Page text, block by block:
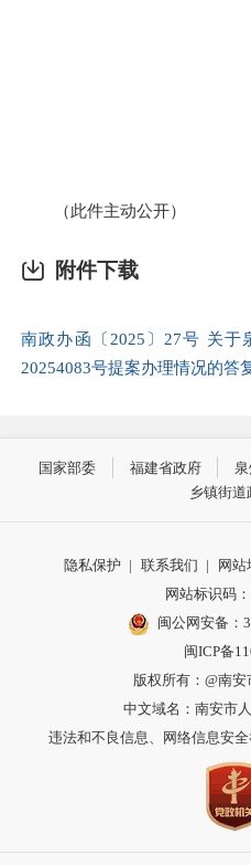
（此件主动公开）
附件下载
南政办函〔2025〕27号 关
20254083号提案办理情况的答
国家部委 福建省政府
乡镇街
隐私保护 | 联系我们 | 网站
网站标识码
闽公网安备：
闽ICP备
版权所有：@南
中文域名：南安市
违法和不良信息、网络信息安全